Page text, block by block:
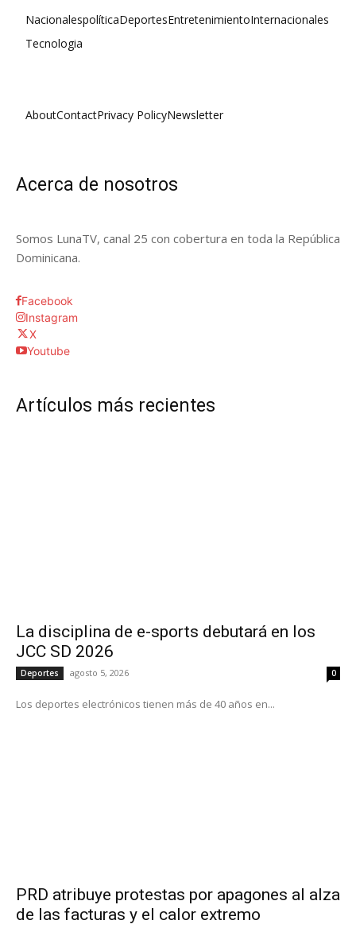
NacionalespolíticaDeportesEntretenimientoInternacionales
Tecnologia
AboutContactPrivacy PolicyNewsletter
Acerca de nosotros
Somos LunaTV, canal 25 con cobertura en toda la República
Dominicana.
Facebook
Instagram
X
Youtube
Artículos más recientes
La disciplina de e-sports debutará en los
JCC SD 2026
Deportes agosto 5, 2026 0
Los deportes electrónicos tienen más de 40 años en...
PRD atribuye protestas por apagones al alza
de las facturas y el calor extremo